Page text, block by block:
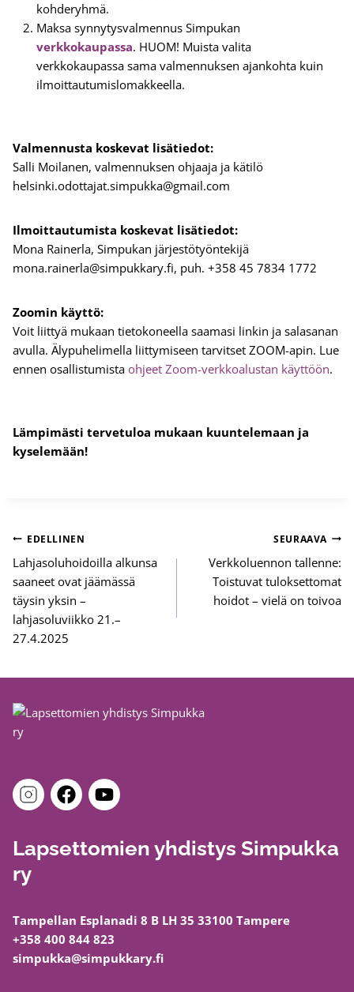
kohderyhmä.
Maksa synnytysvalmennus Simpukan
verkkokaupassa. HUOM! Muista valita
verkkokaupassa sama valmennuksen ajankohta kuin
ilmoittautumislomakkeella.
Valmennusta koskevat lisätiedot:
Salli Moilanen, valmennuksen ohjaaja ja kätilö
helsinki.odottajat.simpukka@gmail.com
Ilmoittautumista koskevat lisätiedot:
Mona Rainerla, Simpukan järjestötyöntekijä
mona.rainerla@simpukkary.fi, puh. +358 45 7834 1772
Zoomin käyttö:
Voit liittyä mukaan tietokoneella saamasi linkin ja salasanan
avulla. Älypuhelimella liittymiseen tarvitset ZOOM-apin. Lue
ennen osallistumista ohjeet Zoom-verkkoalustan käyttöön.
Lämpimästi tervetuloa mukaan kuuntelemaan ja
kyselemään!
Artikkelien
selaus
EDELLINEN
Lahjasoluhoidoilla alkunsa
saaneet ovat jäämässä
täysin yksin –
lahjasoluviikko 21.–
27.4.2025
SEURAAVA
Verkkoluennon tallenne:
Toistuvat tuloksettomat
hoidot – vielä on toivoa
Lapsettomien yhdistys Simpukka
ry
Tampellan Esplanadi 8 B LH 35 33100 Tampere
+358 400 844 823
simpukka@simpukkary.fi